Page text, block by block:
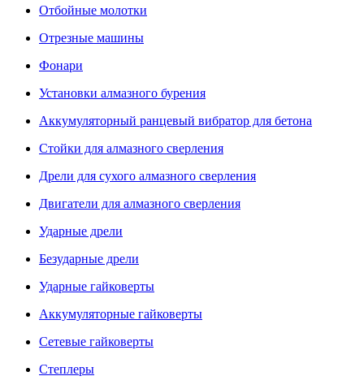
Отбойные молотки
Отрезные машины
Фонари
Установки алмазного бурения
Аккумуляторный ранцевый вибратор для бетона
Стойки для алмазного сверления
Дрели для сухого алмазного сверления
Двигатели для алмазного сверления
Ударные дрели
Безударные дрели
Ударные гайковерты
Аккумуляторные гайковерты
Сетевые гайковерты
Степлеры